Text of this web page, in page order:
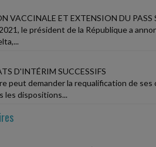
VACCINALE ET EXTENSION DU PASS
le président de la République a
D'INTÉRIM SUCCESSIFS
peut demander la requalification de
les dispositions...